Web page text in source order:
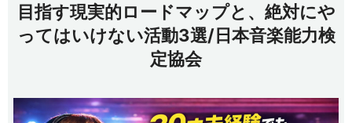
目指す現実的ロードマップと、絶対にや
ってはいけない活動3選/日本音楽能力検
定協会